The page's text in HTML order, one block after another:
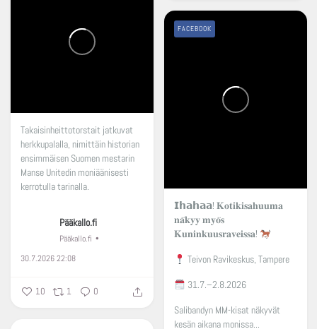
Takaisinheittotorstait jatkuvat
herkkupalalla, nimittäin historian
ensimmäisen Suomen mestarin
Manse Unitedin moniäänisesti
kerrotulla tarinalla.
Pääkallo.fi
Pääkallo.fi
30.7.2026 22:08
10 1 0
𝗜𝗵𝗮𝗵𝗮𝗮! 𝐊𝐨𝐭𝐢𝐤𝐢𝐬𝐚𝐡𝐮𝐮𝐦𝐚
𝐧𝐚̈𝐤𝐲𝐲 𝐦𝐲𝐨̈𝐬
𝐊𝐮𝐧𝐢𝐧𝐤𝐮𝐮𝐬𝐫𝐚𝐯𝐞𝐢𝐬𝐬𝐚!
Teivon Ravikeskus, Tampere
31.7.–2.8.2026
Salibandyn MM-kisat näkyvät
kesän aikana monissa...
FACEBOOK